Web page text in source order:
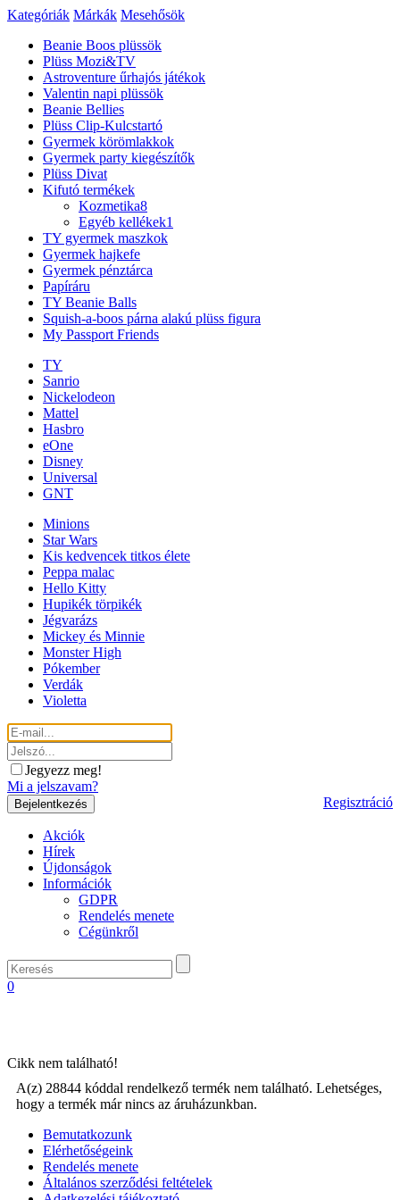
Kategóriák Márkák Mesehősök
Beanie Boos plüssök
Plüss Mozi&TV
Astroventure űrhajós játékok
Valentin napi plüssök
Beanie Bellies
Plüss Clip-Kulcstartó
Gyermek körömlakkok
Gyermek party kiegészítők
Plüss Divat
Kifutó termékek
Kozmetika8
Egyéb kellékek1
TY gyermek maszkok
Gyermek hajkefe
Gyermek pénztárca
Papíráru
TY Beanie Balls
Squish-a-boos párna alakú plüss figura
My Passport Friends
TY
Sanrio
Nickelodeon
Mattel
Hasbro
eOne
Disney
Universal
GNT
Minions
Star Wars
Kis kedvencek titkos élete
Peppa malac
Hello Kitty
Hupikék törpikék
Jégvarázs
Mickey és Minnie
Monster High
Pókember
Verdák
Violetta
Jegyezz meg!
Mi a jelszavam?
Regisztráció
Akciók
Hírek
Újdonságok
Információk
GDPR
Rendelés menete
Cégünkről
0
Cikk nem található!
A(z) 28844 kóddal rendelkező termék nem található. Lehetséges,
hogy a termék már nincs az áruházunkban.
Bemutatkozunk
Elérhetőségeink
Rendelés menete
Általános szerződési feltételek